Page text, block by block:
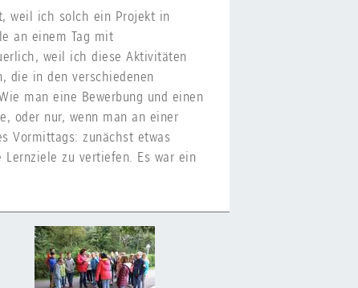
weil ich solch ein Projekt in
an einem Tag mit
weil ich diese Aktivitäten
die in den verschiedenen
man eine Bewerbung und einen
oder nur, wenn man an einer
Vormittags: zunächst etwas
zu vertiefen. Es war ein